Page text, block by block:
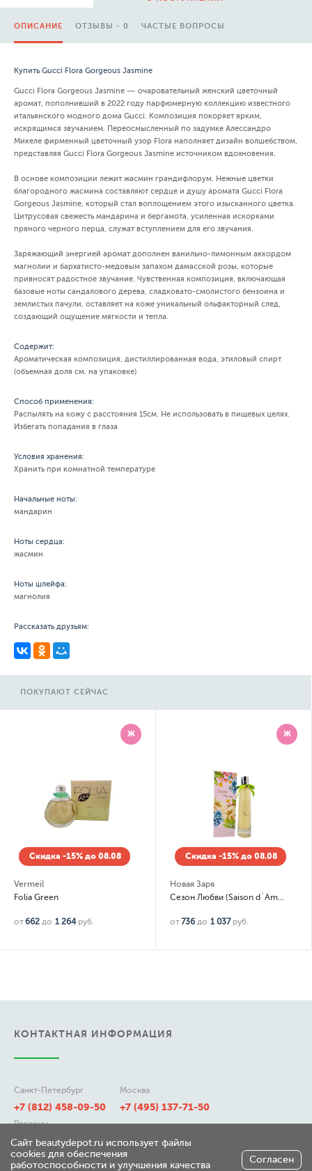
ОПИСАНИЕ ОТЗЫВЫ - 0 ЧАСТЫЕ ВОПРОСЫ
Купить Gucci Flora Gorgeous Jasmine
Gucci Flora Gorgeous Jasmine — очаровательный женский цветочный
аромат, пополнивший в 2022 году парфюмерную коллекцию известного
итальянского модного дома Gucci. Композиция покоряет ярким,
искрящимся звучанием. Переосмысленный по задумке Алессандро
Микеле фирменный цветочный узор Flora наполняет дизайн волшебством,
представляя Gucci Flora Gorgeous Jasmine источником вдохновения.
В основе композиции лежит жасмин грандифлорум. Нежные цветки
благородного жасмина составляют сердце и душу аромата Gucci Flora
Gorgeous Jasmine, который стал воплощением этого изысканного цветка.
Цитрусовая свежесть мандарина и бергамота, усиленная искорками
пряного черного перца, служат вступлением для его звучания.
Заряжающий энергией аромат дополнен ванильно-лимонным аккордом
магнолии и бархатисто-медовым запахом дамасской розы, которые
привносят радостное звучание. Чувственная композиция, включающая
базовые ноты сандалового дерева, сладковато-смолистого бензоина и
землистых пачули, оставляет на коже уникальный ольфакторный след,
создающий ощущение мягкости и тепла.
Содержит:
Ароматическая композиция, дистиллированная вода, этиловый спирт
(объемная доля см. на упаковке)
Способ применения:
Распылять на кожу с расстояния 15см. Не использовать в пищевых целях.
Избегать попадания в глаза
Условия хранения:
Хранить при комнатной температуре
Начальные ноты:
мандарин
Ноты сердца:
жасмин
Ноты шлейфа:
магнолия
Рассказать друзьям:
ПОКУПАЮТ СЕЙЧАС
Ж
Скидка -15% до 08.08
Vermeil
Folia Green
от662 до 1 264 руб.
Ж
Скидка -15% до 08.08
Новая Заря
Сезон Любви (Saison d`Amour) New
от736 до 1 037 руб.
КОНТАКТНАЯ ИНФОРМАЦИЯ
Санкт-Петербург
+7 (812) 458-09-50
Москва
+7 (495) 137-71-50
Регионы
8 (800) 511-21-50
Сайт beautydepot.ru использует файлы
cookies для обеспечения
работоспособности и улучшения качества
Согласен